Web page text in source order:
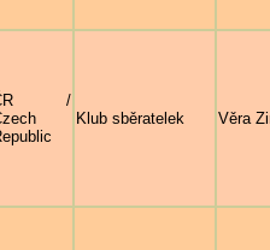
/
Klub sběratelek Věra